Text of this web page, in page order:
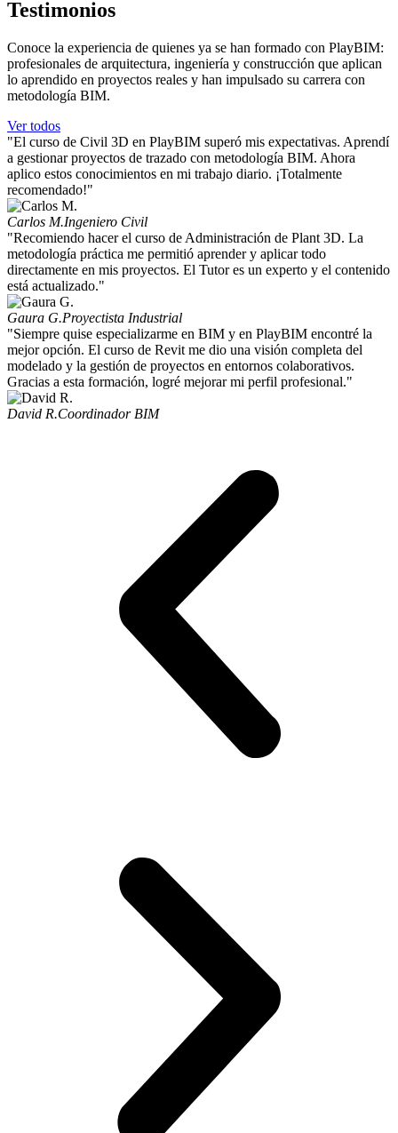
Testimonios
Conoce la experiencia de quienes ya se han formado con PlayBIM:
profesionales de arquitectura, ingeniería y construcción que aplican
lo aprendido en proyectos reales y han impulsado su carrera con
metodología BIM.
Ver todos
"El curso de Civil 3D en PlayBIM superó mis expectativas. Aprendí
a gestionar proyectos de trazado con metodología BIM. Ahora
aplico estos conocimientos en mi trabajo diario. ¡Totalmente
recomendado!"
Carlos M.Ingeniero Civil
"Recomiendo hacer el curso de Administración de Plant 3D. La
metodología práctica me permitió aprender y aplicar todo
directamente en mis proyectos. El Tutor es un experto y el contenido
está actualizado."
Gaura G.Proyectista Industrial
"Siempre quise especializarme en BIM y en PlayBIM encontré la
mejor opción. El curso de Revit me dio una visión completa del
modelado y la gestión de proyectos en entornos colaborativos.
Gracias a esta formación, logré mejorar mi perfil profesional."
David R.Coordinador BIM